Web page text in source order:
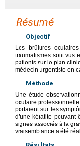
Résumé
Objectif
Les brûlures
traumatismes sont vus
patients sur le plan
médecin urgentiste en
Méthode
Une étude
oculaire
portaient sur les
d’une kératite
signes associés à la
vraisemblance a été